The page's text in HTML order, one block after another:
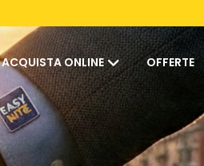
ACQUISTA ONLINE OFFERTE